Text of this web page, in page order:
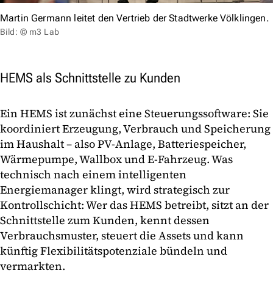
Martin Germann leitet den Vertrieb der Stadtwerke Völklingen.
Bild: © m3 Lab
HEMS als Schnittstelle zu Kunden
Ein HEMS ist zunächst eine Steuerungssoftware: Sie
koordiniert Erzeugung, Verbrauch und Speicherung
im Haushalt – also PV-Anlage, Batteriespeicher,
Wärmepumpe, Wallbox und E-Fahrzeug. Was
technisch nach einem intelligenten
Energiemanager klingt, wird strategisch zur
Kontrollschicht: Wer das HEMS betreibt, sitzt an der
Schnittstelle zum Kunden, kennt dessen
Verbrauchsmuster, steuert die Assets und kann
künftig Flexibilitätspotenziale bündeln und
vermarkten.